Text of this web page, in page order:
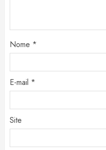
Nome *
E-mail *
Site